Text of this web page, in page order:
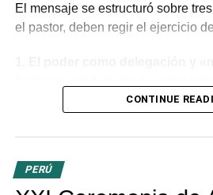
El mensaje se estructuró sobre
el pastor, deben regir el ejercicio
político, sino una delegación
poder recibido es una
ante Dios, tanto por lo público
CONTINUE
PERÚ